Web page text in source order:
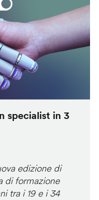
specialist in 3
edizione di
di formazione
tra i 19 e i 34